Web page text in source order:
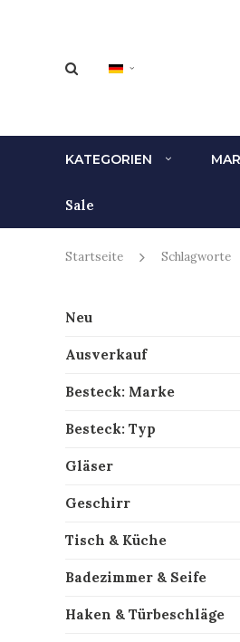
KATEGORIEN
Sale
Startseite Schlagworte
Neu
Ausverkauf
Besteck: Marke
Besteck: Typ
Gläser
Geschirr
Tisch & Küche
Badezimmer & Seife
Haken & Türbeschläge